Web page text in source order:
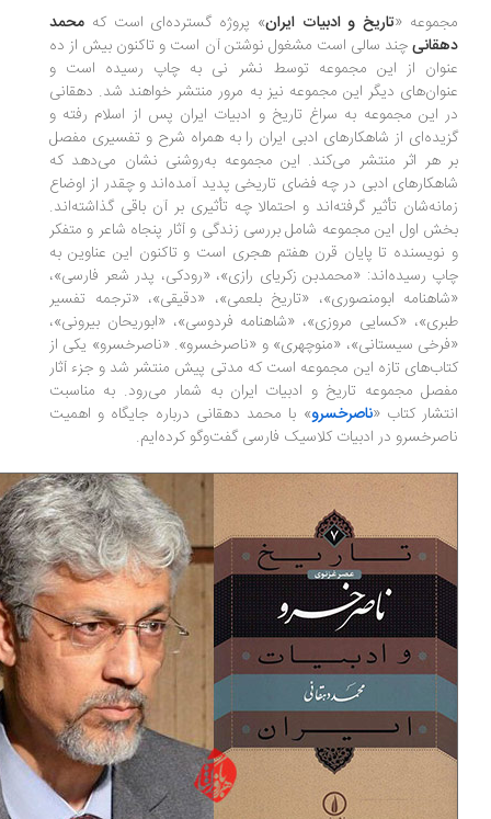
«تاریخ و ادبیات ایران» پروژه گسترده‌ای است کهمحمد
چند سالی است مشغول نوشتن آن است و تاکنون بیش از ده
از این مجموعه توسط نشر نی به‌ چاپ رسیده است و
دیگر این مجموعه نیز به مرور منتشر خواهند شد. دهقانی
این مجموعه به سراغ تاریخ و ادبیات ایران پس از اسلام رفته و
از شاهکارهای ادبی ایران را به همراه شرح و تفسیری مفصل
هر اثر منتشر می‌کند. این مجموعه به‌روشنی نشان می‌دهد که
ادبی در چه فضای تاریخی پدید آمده‌اند و چقدر از اوضاع
تأثیر گرفته‌اند و احتمالا چه تأثیری بر آن باقی گذاشته‌اند.
اول این مجموعه شامل بررسی زندگی و آثار پنجاه شاعر و متفکر
تا پایان قرن هفتم هجری است و تاکنون این عناوین به
رسیده‌اند: «محمدبن زکریای رازی»، «رودکی، پدر شعر فارسی»،
ابومنصوری»، «تاریخ بلعمی»، «دقیقی»، «ترجمه تفسیر
«کسایی مروزی»، «شاهنامه فردوسی»، «ابوریحان بیرونی»،
سیستانی»، «منوچهری» و «ناصرخسرو». «ناصرخسرو» یکی از
تازه این مجموعه است که مدتی پیش منتشر شد و جزء آثار
مجموعه تاریخ و ادبیات ایران به شمار می‌رود. به مناسبت
کتاب «ناصرخسرو» با محمد دهقانی درباره جایگاه و اهمیت
در ادبیات کلاسیک فارسی گفت‌وگو کرده‌ایم.